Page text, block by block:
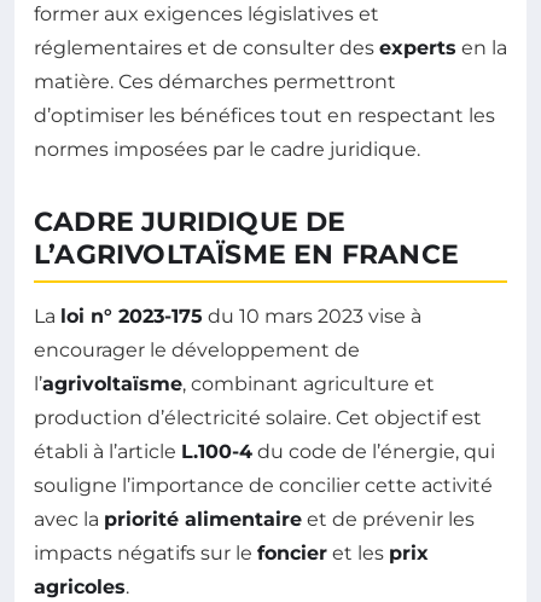
former aux exigences législatives et
réglementaires et de consulter des experts en la
matière. Ces démarches permettront
d’optimiser les bénéfices tout en respectant les
normes imposées par le cadre juridique.
CADRE JURIDIQUE DE
L’AGRIVOLTAÏSME EN FRANCE
La loi n° 2023-175 du 10 mars 2023 vise à
encourager le développement de
l’agrivoltaïsme, combinant agriculture et
production d’électricité solaire. Cet objectif est
établi à l’article L.100-4 du code de l’énergie, qui
souligne l’importance de concilier cette activité
avec la priorité alimentaire et de prévenir les
impacts négatifs sur le foncier et les prix
agricoles.